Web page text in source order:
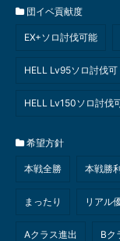
団イベ貢献度
EX+ソロ討伐可能
HELL Lv95ソロ討伐可
HELL Lv150ソロ討伐
希望方針
本戦全勝 本戦勝
まったり リアル
Aクラス進出 Bク